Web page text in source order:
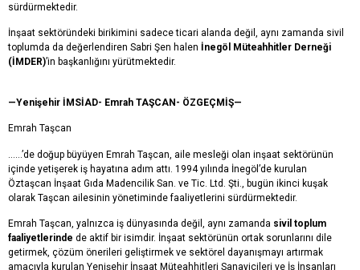
sürdürmektedir.
İnşaat sektöründeki birikimini sadece ticari alanda değil, aynı zamanda sivil
toplumda da değerlendiren Sabri Şen halen İnegöl Müteahhitler Derneği
(İMDER)’in başkanlığını yürütmektedir.
—Yenişehir İMSİAD- Emrah TAŞCAN- ÖZGEÇMİŞ—
Emrah Taşcan
……’de doğup büyüyen Emrah Taşcan, aile mesleği olan inşaat sektörünün
içinde yetişerek iş hayatına adım attı. 1994 yılında İnegöl’de kurulan
Öztaşcan İnşaat Gıda Madencilik San. ve Tic. Ltd. Şti., bugün ikinci kuşak
olarak Taşcan ailesinin yönetiminde faaliyetlerini sürdürmektedir.
Emrah Taşcan, yalnızca iş dünyasında değil, aynı zamanda sivil toplum
faaliyetlerinde de aktif bir isimdir. İnşaat sektörünün ortak sorunlarını dile
getirmek, çözüm önerileri geliştirmek ve sektörel dayanışmayı artırmak
amacıyla kurulan Yenişehir İnşaat Müteahhitleri Sanayicileri ve İş İnsanları